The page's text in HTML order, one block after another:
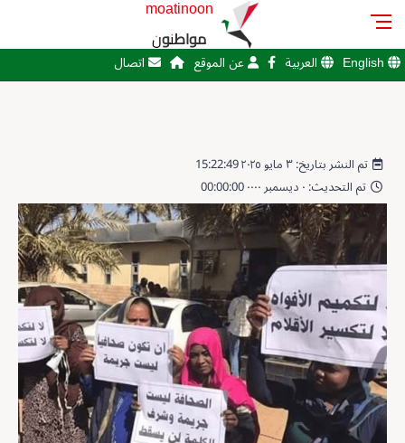
moatinoon
مواطنون
English العربية عن الموقع اتصال
تم النشر بتاريخ: ٣ مايو ٢٠٢٥ 15:22:49
تم التحديث: ٠ ديسمبر ٠٠٠٠ 00:00:00